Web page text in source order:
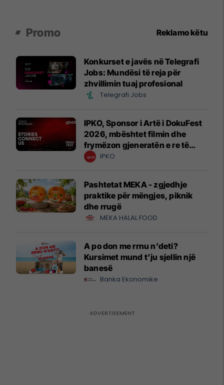
Promo Reklamo këtu
Konkurset e javës në Telegrafi
Jobs: Mundësi të reja për
zhvillimin tuaj profesional
Telegrafi Jobs
IPKO, Sponsor i Artë i DokuFest
2026, mbështet filmin dhe
frymëzon gjeneratën e re të
krijuesve
IPKO
Pashtetat MEKA - zgjedhje
praktike për mëngjes, piknik
dhe rrugë
MEKA HALAL FOOD
A po don me rrnu n’deti?
Kursimet mund t’ju sjellin një
banesë
Banka Ekonomike